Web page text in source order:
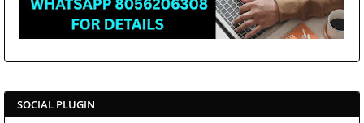
SOCIAL PLUGIN